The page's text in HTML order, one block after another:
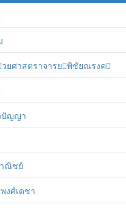
วยศาสตราจารยพิชัยณรงค
ปัญญา
ณิชย์
งศ์เดชา